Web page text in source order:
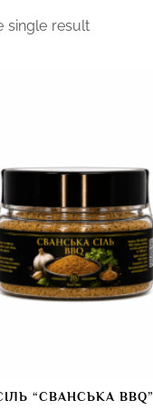
single result
“СВАНСЬКА BBQ”